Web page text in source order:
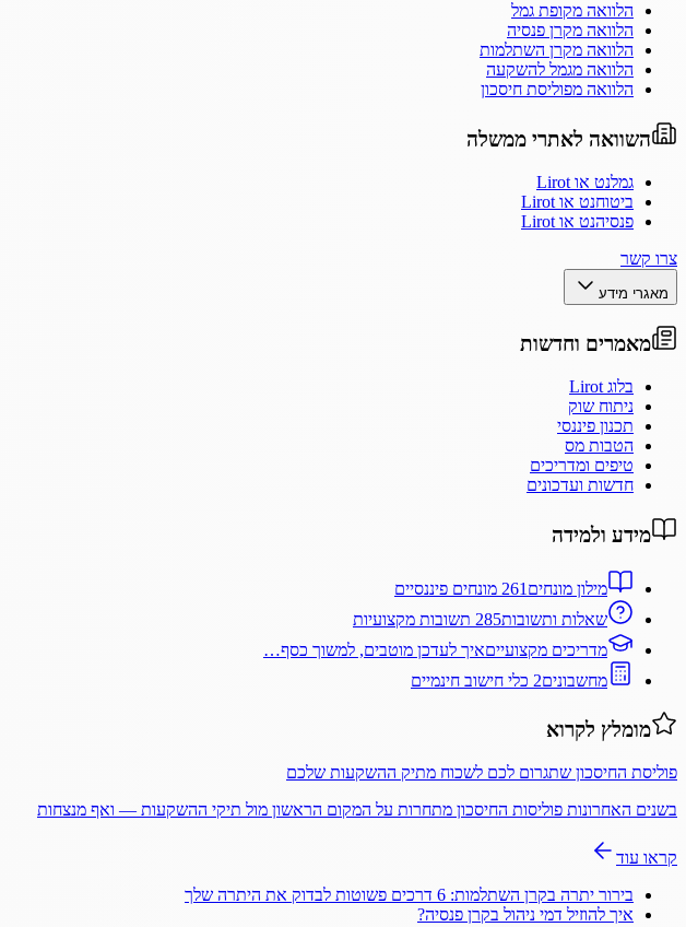
הלוואה מקופת גמל
הלוואה מקרן פנסיה
הלוואה מקרן השתלמות
הלוואה מגמל להשקעה
הלוואה מפוליסת חיסכון
השוואה לאתרי ממשלה
גמלנט או Lirot
ביטוחנט או Lirot
פנסיהנט או Lirot
צרו קשר
מאגרי מידע
מאמרים וחדשות
בלוג Lirot
ניתוח שוק
תכנון פיננסי
הטבות מס
טיפים ומדריכים
חדשות ועדכונים
מידע ולמידה
מילון מונחים 261 מונחים פיננסיים
שאלות ותשובות285 תשובות מקצועיות
מדריכים מקצועייםאיך לעדכן מוטבים, למשוך כסף…
מחשבונים2 כלי חישוב חינמיים
מומלץ לקרוא
פוליסת החיסכון שתגרום לכם לשכוח מתיק ההשקעות שלכם
בשנים האחרונות פוליסות החיסכון מתחרות על המקום הראשון מול תיקי ההשקעות — ואף מנצחות
קראו עוד
בירור יתרה בקרן השתלמות: 6 דרכים פשוטות לבדוק את היתרה שלך
איך להוזיל דמי ניהול בקרן פנסיה?